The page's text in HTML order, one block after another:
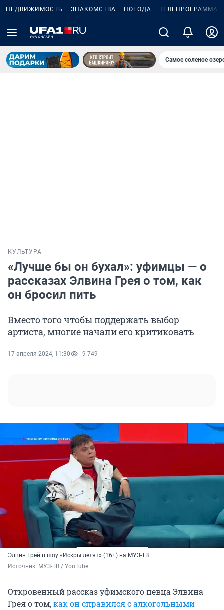
НЕДВИЖИМОСТЬ ЗНАКОМСТВА ПОГОДА ТЕЛЕПРОГРАММА
Самое соленое
КУЛЬТУРА
«Лучше бы он бухал»: уфимцы — о
рассказах Элвина Грея о том, как
он бросил пить
Вместо того чтобы поддержать выбор
артиста, многие начали его критиковать
17 апреля 2024, 11:30 9 749
Элвин Грей в шоу «Искры летят» (16+) на МУЗ-ТВ
Источник: МУЗ-ТВ / YouTube
Откровенный рассказ уфимского певца Элвина
Грея о том,как он справился с алкогольными